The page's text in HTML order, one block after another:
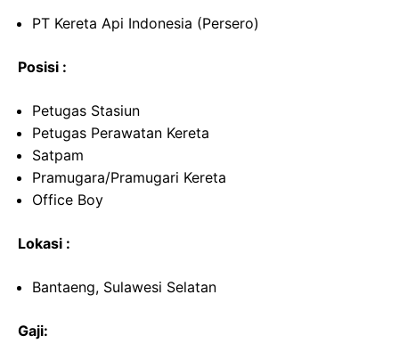
PT Kereta Api Indonesia (Persero)
Posisi :
Petugas Stasiun
Petugas Perawatan Kereta
Satpam
Pramugara/Pramugari Kereta
Office Boy
Lokasi :
Bantaeng, Sulawesi Selatan
Gaji: